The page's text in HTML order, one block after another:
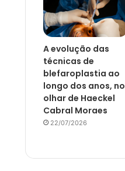
A evolução das
técnicas de
blefaroplastia ao
longo dos anos, no
olhar de Haeckel
Cabral Moraes
22/07/2026